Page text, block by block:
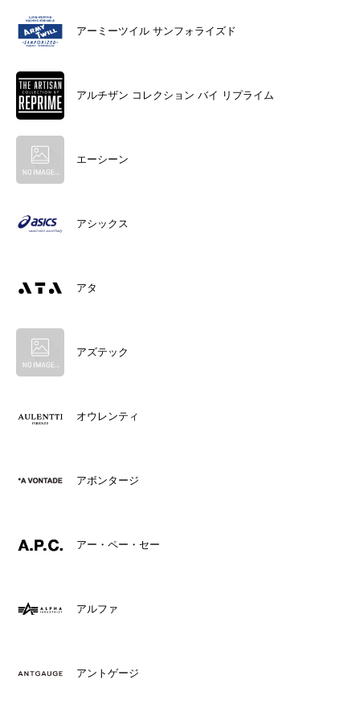
アーミーツイル サンフォライズド
アルチザン コレクション バイ リプライム
エーシーン
アシックス
アタ
アズテック
オウレンティ
アボンタージ
アー・ペー・セー
アルファ
アントゲージ